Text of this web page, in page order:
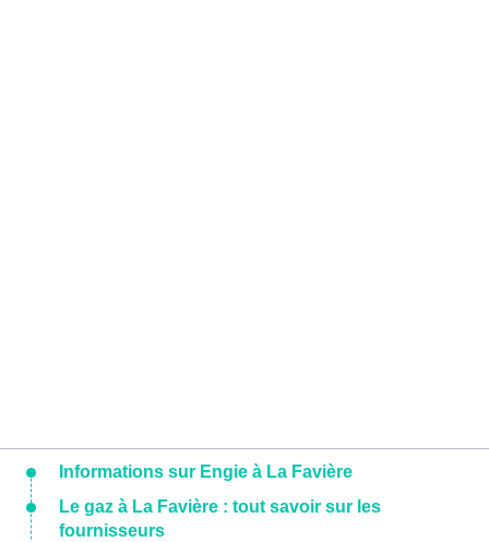
Informations sur Engie à La Favière
Le gaz à La Favière : tout savoir sur les
fournisseurs